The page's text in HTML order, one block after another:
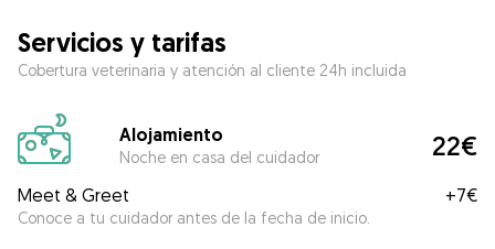
Servicios y tarifas
Cobertura veterinaria y atención al cliente 24h incluida
Alojamiento
Noche en casa del cuidador 22€
Meet & Greet
Conoce a tu cuidador antes de la fecha de inicio.
+7€